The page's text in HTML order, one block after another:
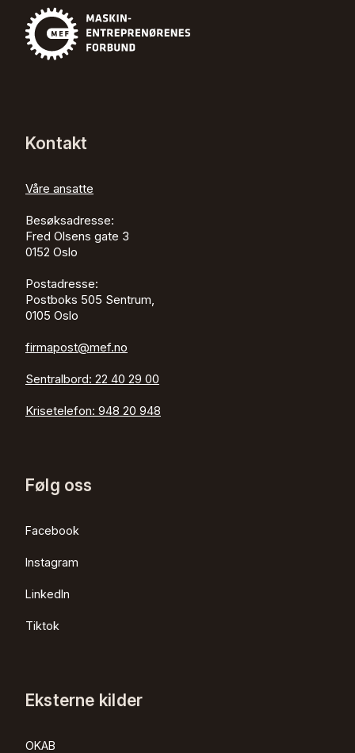
Kontakt
Våre ansatte
Besøksadresse:
Fred Olsens gate 3
0152 Oslo
Postadresse:
Postboks 505 Sentrum,
0105 Oslo
firmapost@mef.no
Sentralbord: 22 40 29 00
Krisetelefon: 948 20 948
Følg oss
Facebook
Instagram
LinkedIn
Tiktok
Eksterne kilder
OKAB